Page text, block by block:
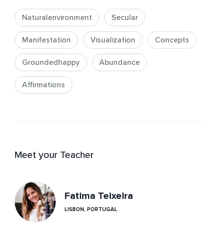
Naturalenvironment Secular
Manifestation Visualization Concepts
Groundedhappy Abundance
Affirmations
Meet your Teacher
Fatima Teixeira
LISBON, PORTUGAL